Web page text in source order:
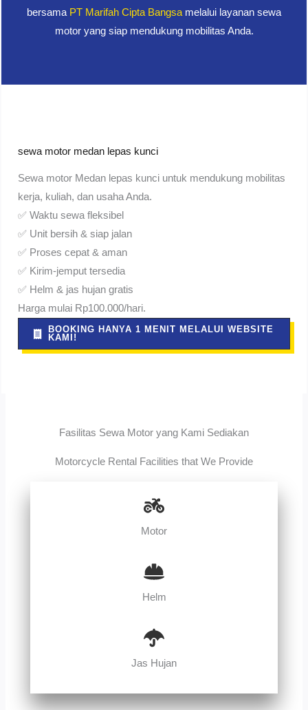
bersama PT Marifah Cipta Bangsa melalui layanan sewa
motor yang siap mendukung mobilitas Anda.
sewa motor medan lepas kunci
Sewa motor Medan lepas kunci untuk mendukung mobilitas
kerja, kuliah, dan usaha Anda.
✅ Waktu sewa fleksibel
✅ Unit bersih & siap jalan
✅ Proses cepat & aman
✅ Kirim-jemput tersedia
✅ Helm & jas hujan gratis
Harga mulai Rp100.000/hari.
BOOKING HANYA 1 MENIT MELALUI WEBSITE
KAMI!
Fasilitas Sewa Motor yang Kami Sediakan
Motorcycle Rental Facilities that We Provide
Motor
Helm
Jas Hujan